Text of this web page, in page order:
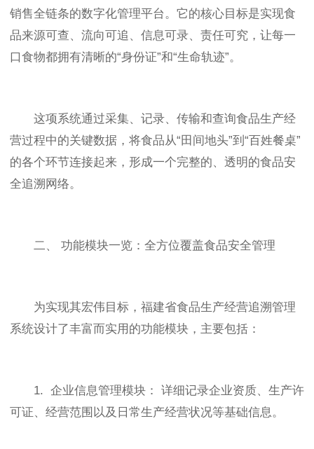
销售全链条的数字化管理平台。它的核心目标是实现食
品来源可查、流向可追、信息可录、责任可究，让每一
口食物都拥有清晰的“身份证”和“生命轨迹”。
这项系统通过采集、记录、传输和查询食品生产经
营过程中的关键数据，将食品从“田间地头”到“百姓餐桌”
的各个环节连接起来，形成一个完整的、透明的食品安
全追溯网络。
二、 功能模块一览：全方位覆盖食品安全管理
为实现其宏伟目标，福建省食品生产经营追溯管理
系统设计了丰富而实用的功能模块，主要包括：
1. 企业信息管理模块： 详细记录企业资质、生产许
可证、经营范围以及日常生产经营状况等基础信息。